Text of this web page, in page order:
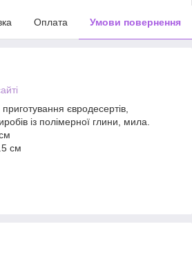
Оплата Умови повернення
євродесертів,
із полімерної глини, мила.
см